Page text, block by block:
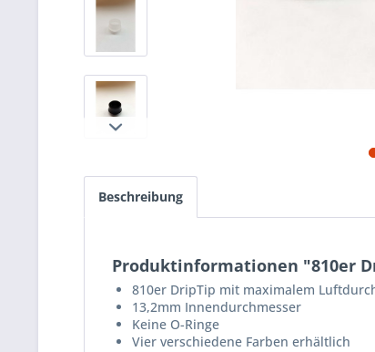
Beschreibung
Produktinformationen "810er
810er DripTip mit maximalem
13,2mm Innendurchmesser
Keine O-Ringe
Vier verschiedene Farben erhältlich